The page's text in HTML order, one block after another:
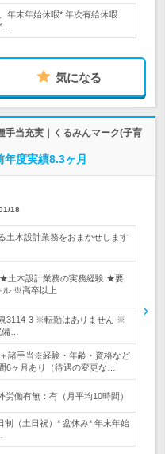
年末年始休暇* 年次有給休暇
気になる
手当充実｜くるみんマーク(子育
度実績8.3ヶ月
18
土木設計業務をおまかせします
土木設計業務の実務経験 ★要
ル ※高卒以上
3114-3 ※転勤はありません ※
…
諸手当※経験・年齢・資格など
6ヶ月あり（待遇の変更な…
働有無：有（月平均10時間）
制（土日祝）* 盆休み* 年末年始